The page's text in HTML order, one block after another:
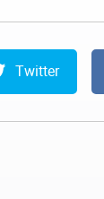
Twitter